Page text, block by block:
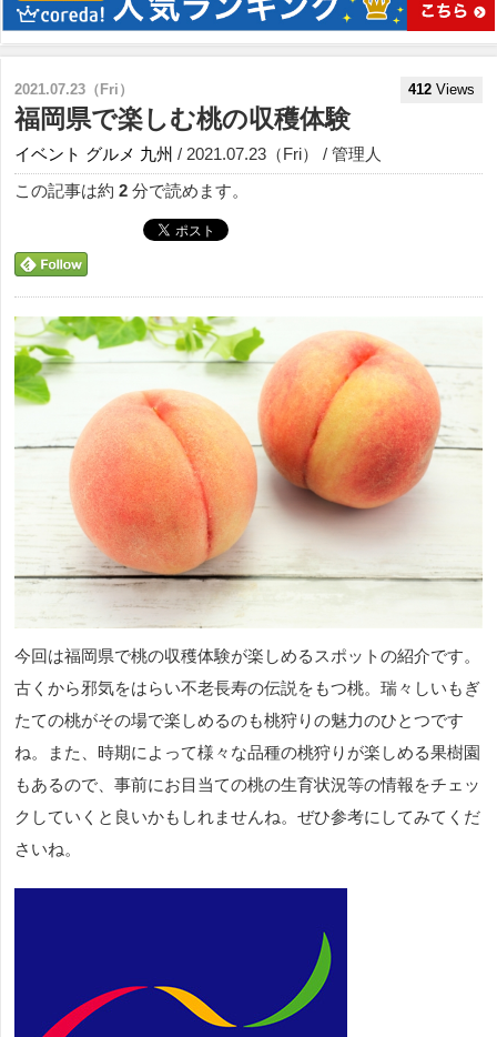
2021.07.23（Fri） 412 Views
福岡県で楽しむ桃の収穫体験
イベント グルメ 九州 / 2021.07.23（Fri） / 管理人
この記事は約 2 分で読めます。
今回は福岡県で桃の収穫体験が楽しめるスポットの紹介です。
古くから邪気をはらい不老長寿の伝説をもつ桃。瑞々しいもぎ
たての桃がその場で楽しめるのも桃狩りの魅力のひとつです
ね。また、時期によって様々な品種の桃狩りが楽しめる果樹園
もあるので、事前にお目当ての桃の生育状況等の情報をチェッ
クしていくと良いかもしれませんね。ぜひ参考にしてみてくだ
さいね。